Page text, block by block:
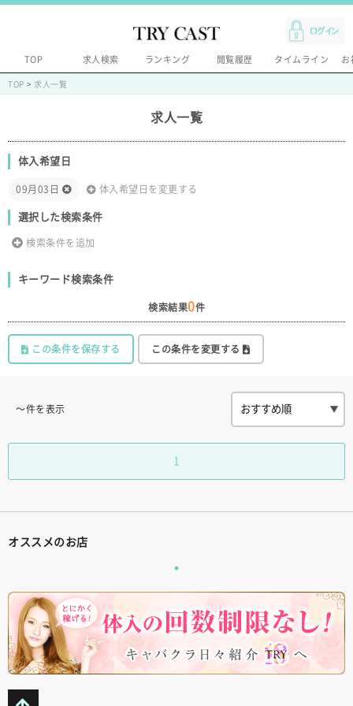
TOP 求人検索 ランキング 閲覧履歴 タイムライン お
TOP > 求人一覧
求人一覧
体入希望日
09月03日 体入希望日を変更する
選択した検索条件
検索条件を追加
キーワード検索条件
検索結果0件
この条件を保存する この条件を変更する
〜件を表示
1
オススメのお店